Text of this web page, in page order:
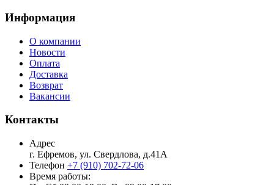
Информация
О компании
Новости
Оплата
Доставка
Возврат
Вакансии
Контакты
Адрес
г. Ефремов, ул. Свердлова, д.41А
Телефон +7 (910) 702-72-06
Время работы: